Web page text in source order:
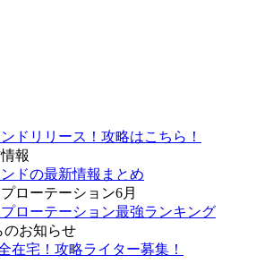
ドリリース！攻略はこちら！
報
ドの最新情報まとめ
ローテーション6月
ローテーション最強ランキング
のお知らせ
在宅！攻略ライター募集！